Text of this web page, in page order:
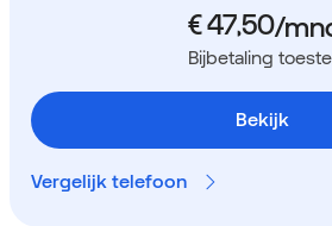
Bijbetaling
Bekijk
Vergelijk telefoon